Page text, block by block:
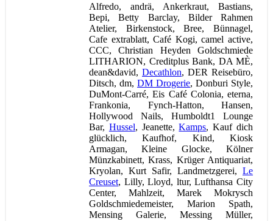
Alfredo, andrä, Ankerkraut, Bastians,
Bepi, Betty Barclay, Bilder Rahmen
Atelier, Birkenstock, Bree, Bünnagel,
Cafe extrablatt, Café Kogi, camel active,
CCC, Christian Heyden Goldschmiede
LITHARION, Creditplus Bank, DA MÈ,
dean&david, Decathlon, DER Reisebüro,
Ditsch, dm, DM Drogerie, Donburi Style,
DuMont-Carré, Eis Café Colonia, eterna,
Frankonia, Fynch-Hatton, Hansen,
Hollywood Nails, Humboldt1 Lounge
Bar, Hussel, Jeanette,Kamps, Kauf dich
glücklich, Kaufhof, Kind, Kiosk
Armagan, Kleine Glocke, Kölner
Münzkabinett, Krass, Krüger Antiquariat,
Kryolan, Kurt Safir, Landmetzgerei, Le
Creuset, Lilly, Lloyd, ltur, Lufthansa City
Center, Mahlzeit, Marek Mokrysch
Goldschmiedemeister, Marion Spath,
Mensing Galerie, Messing Müller,